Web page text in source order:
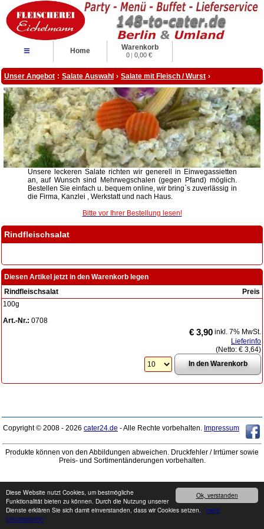
Ok, verstanden
Diese Website nutzt Cookies, um bestmögliche
Funktionalität bieten zu können. Durch die Nutzung unserer
Dienste erklären Sie sich damit einverstanden, dass wir Cookies setzen. mehr
Informationen
≡ Home Warenkorb
0 | 0,00 €
Unser Angebot : Salate Auswahl › Salate mit Fleisch / Wurst ›
Unsere leckeren Salate richten wir generell in Einwegassietten
an, auf Wunsch sind Mehrwegschalen (gegen Pfand) möglich.
Bestellen Sie einfach u. bequem online, wir bring`s zuverlässig in
die Firma, Kanzlei , Werkstatt und nach Haus.
Bitte vor Ihrer Bestellung lesen!
Rindfleischsalat
Diesen Artikel jetzt in den Warenkorb legen
Rindfleischsalat
Preis
100g
Art.-Nr.: 0708
€ 3,90 inkl. 7% MwSt.
Lieferinfo
(Netto: € 3,64)
Copyright © 2008 - 2026 cater24.de - Alle Rechte vorbehalten. Impressum
Produkte können von den Abbildungen abweichen. Druckfehler / Irrtümer sowie
Preis- und Sortimentänderungen vorbehalten.